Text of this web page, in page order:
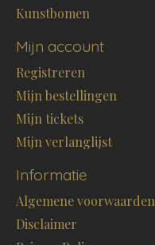
Kunstbomen
Mijn account
Registreren
Mijn bestellingen
Mijn tickets
Mijn verlanglijst
Informatie
Algemene voorwaarden
Disclaimer